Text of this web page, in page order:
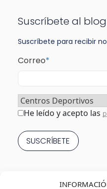
Suscríbete al blog
Suscríbete para recibir
Correo*
Sector*
Consentimiento*
He leído y acepto las